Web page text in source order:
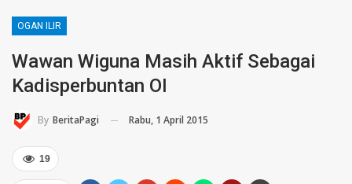
OGAN ILIR
Wawan Wiguna Masih Aktif Sebagai
Kadisperbuntan OI
By BeritaPagi Rabu, 1 April 2015
19